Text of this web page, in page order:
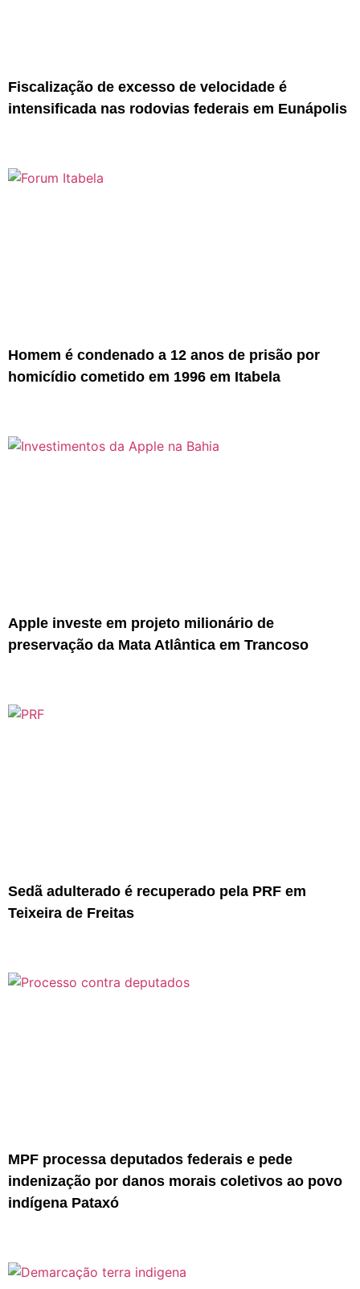
Fiscalização de excesso de velocidade é
intensificada nas rodovias federais em Eunápolis
Homem é condenado a 12 anos de prisão por
homicídio cometido em 1996 em Itabela
Apple investe em projeto milionário de
preservação da Mata Atlântica em Trancoso
Sedã adulterado é recuperado pela PRF em
Teixeira de Freitas
MPF processa deputados federais e pede
indenização por danos morais coletivos ao povo
indígena Pataxó